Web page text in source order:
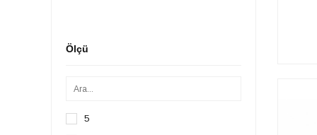
Kadın Çelik Bileklik
Ölçü
5